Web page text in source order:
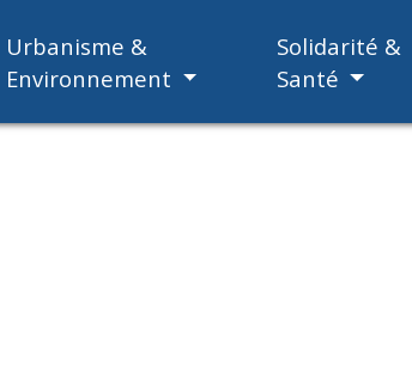
Urbanisme &
Environnement
Solidarité &
Santé